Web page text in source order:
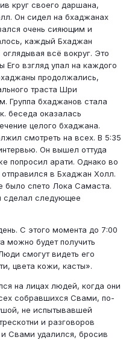
круг своего даршана,
Он сидел на бхаджанах
очень сияющим и
каждый Бхаджан
всё вокруг. Это
Его взгляд упал на каждого
продолжались,
траста Шри
Группа бхаджанов стала
беседа оказалась
целого бхаджана.
смотреть на всех. В 5:35
Он вышел оттуда
попросил арати. Однако во
в Бхаджан Холл.
было спето Лока Самаста.
сделал следующее
С этого момента до 7:00
можно будет получить
смогут видеть его
цвета кожи, касты».
на лицах людей, когда они
собравшихся Свами, по-
не испытывавшей
и разговоров
Свами удалился, бросив